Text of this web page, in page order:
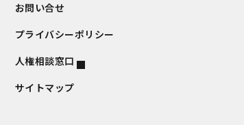
お問い合せ
プライバシーポリシー
人権相談窓口
サイトマップ